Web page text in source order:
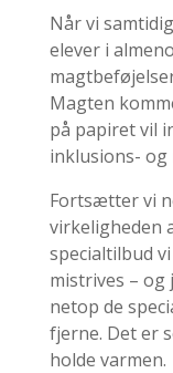
Når vi
elever i
Magten
på papiret vil
inklusions- og
Fortsætter vi
virkeligheden
specialtilbud
mistrives –
netop de
fjerne. Det er
holde varmen.